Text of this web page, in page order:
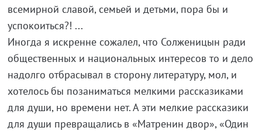
всемирной славой, семьей и детьми, пора бы и
успокоиться?! ...
Иногда я искренне сожалел, что Солженицын ради
общественных и национальных интересов то и дело
надолго отбрасывал в сторону литературу, мол, и
хотелось бы позаниматься мелкими рассказиками
для души, но времени нет. А эти мелкие рассказики
для души превращались в «Матренин двор», «Один